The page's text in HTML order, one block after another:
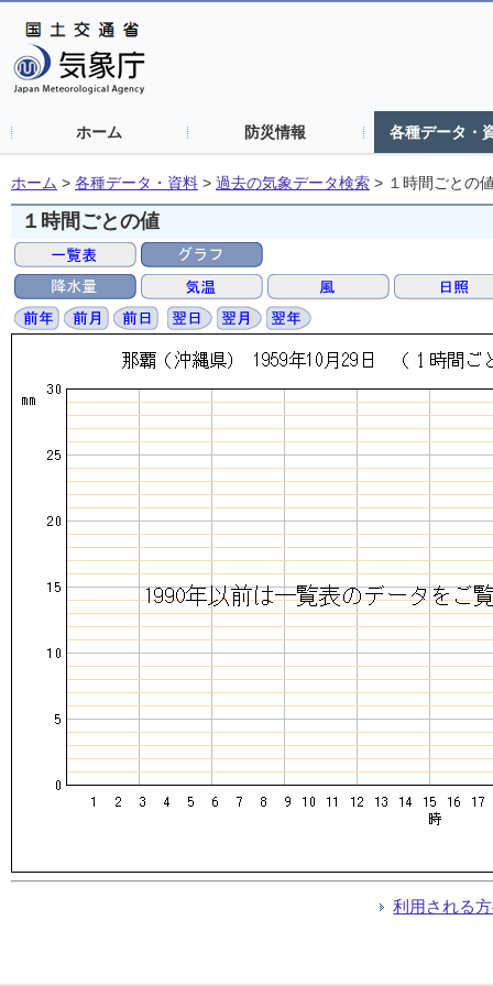
ホーム 防災情報 各種データ・
ホーム > 各種データ・資料 > 過去の気象データ検索 > １時間ごとの
１時間ごとの値
利用される